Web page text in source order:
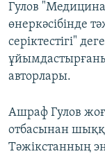
Гулов
өнеркәсібінде
серіктестігі"
авторлары.
Ашраф Гулов
отбасынан
Тәжікстанның